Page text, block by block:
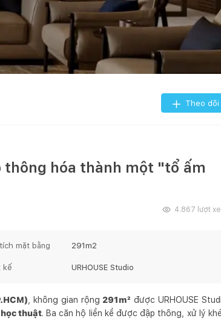
Theo dõi
thông hóa thành một "tổ ấm
4.867 lượt
mặt bằng 291m2
kế URHOUSE Studio
, không gian rộng 291m² được URHOUSE
thuật. Ba căn hộ liền kề được đập thông, xử lý